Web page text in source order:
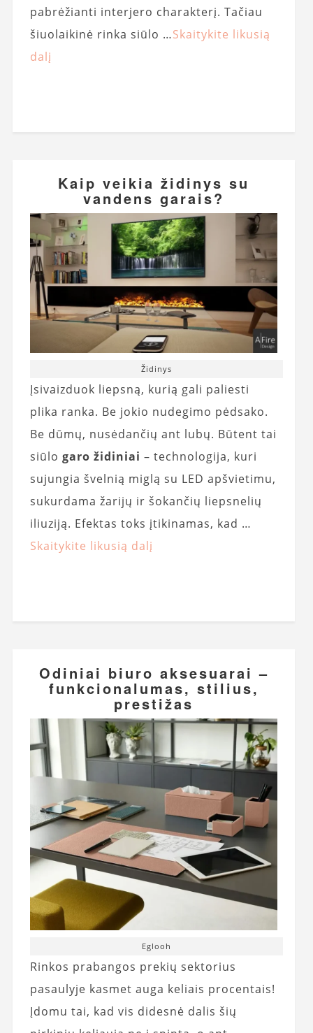
pabrėžianti interjero charakterį. Tačiau
šiuolaikinė rinka siūlo …Skaitykite likusią
dalį
Kaip veikia židinys su
vandens garais?
Židinys
Įsivaizduok liepsną, kurią gali paliesti
plika ranka. Be jokio nudegimo pėdsako.
Be dūmų, nusėdančių ant lubų. Būtent tai
siūlo garo židiniai – technologija, kuri
sujungia švelnią miglą su LED apšvietimu,
sukurdama žarijų ir šokančių liepsnelių
iliuziją. Efektas toks įtikinamas, kad …
Skaitykite likusią dalį
Odiniai biuro aksesuarai –
funkcionalumas, stilius,
prestižas
Eglooh
Rinkos prabangos prekių sektorius
pasaulyje kasmet auga keliais procentais!
Įdomu tai, kad vis didesnė dalis šių